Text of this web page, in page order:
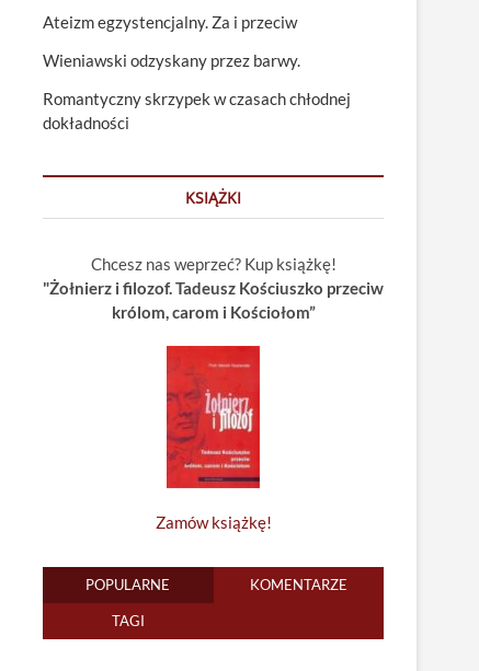
Ateizm egzystencjalny. Za i przeciw
Wieniawski odzyskany przez barwy.
Romantyczny skrzypek w czasach chłodnej
dokładności
KSIĄŻKI
Chcesz nas weprzeć? Kup książkę!
"Żołnierz i filozof. Tadeusz Kościuszko przeciw
królom, carom i Kościołom”
Zamów książkę!
POPULARNE KOMENTARZE
TAGI